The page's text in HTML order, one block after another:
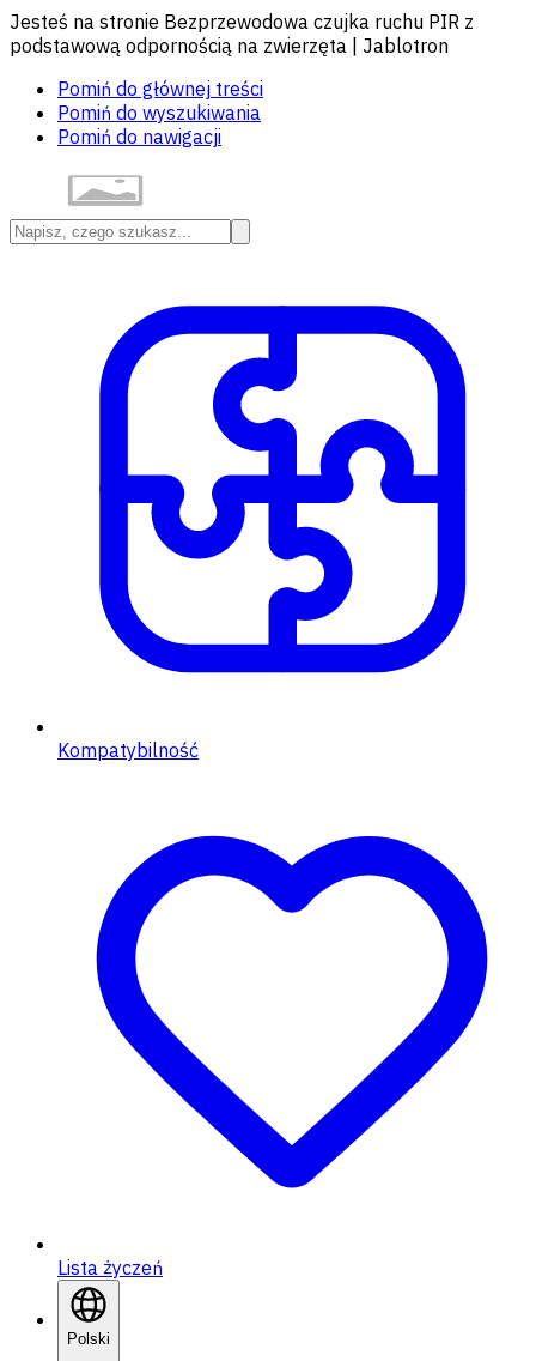
Jesteś na stronie Bezprzewodowa czujka ruchu PIR z
podstawową odpornością na zwierzęta | Jablotron
Pomiń do głównej treści
Pomiń do wyszukiwania
Pomiń do nawigacji
Kompatybilność
Lista życzeń
Polski